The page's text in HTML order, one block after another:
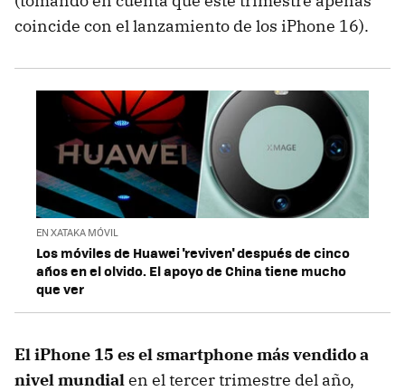
coincide con el lanzamiento de los iPhone 16).
EN XATAKA MÓVIL
Los móviles de Huawei 'reviven' después de cinco
años en el olvido. El apoyo de China tiene mucho
que ver
El iPhone 15 es el smartphone más vendido a
nivel mundialen el tercer trimestre del año,